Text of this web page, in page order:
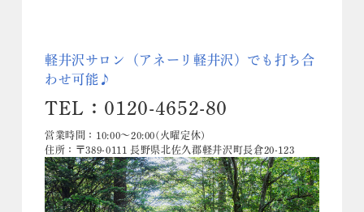
軽井沢サロン（アネーリ軽井沢）でも打ち合
わせ可能♪
TEL：0120-4652-80
営業時間：10:00～20:00(火曜定休)
住所：〒389-0111 長野県北佐久郡軽井沢町長倉20-123